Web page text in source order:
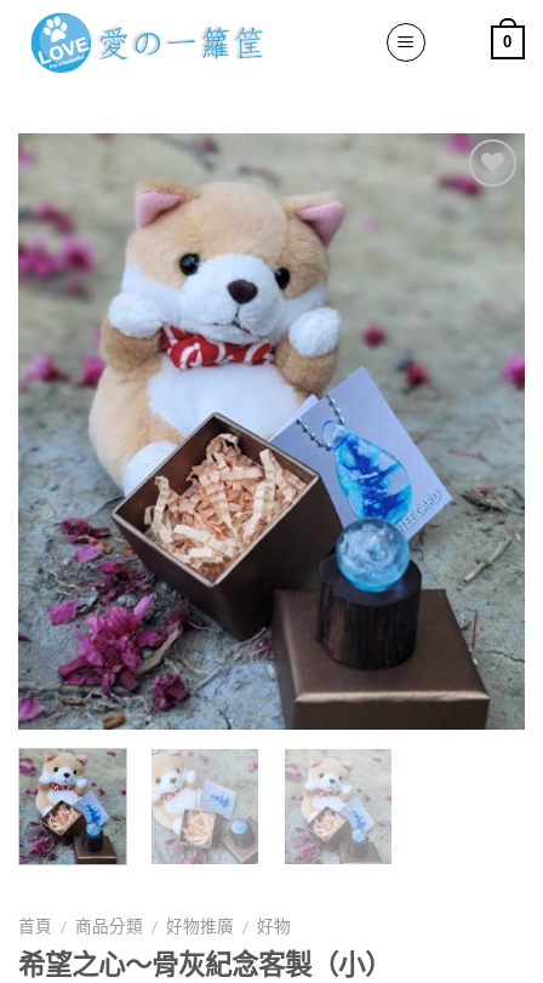
content
0
首頁 / 商品分類 / 好物推廣 / 好物
希望之心～骨灰紀念客製（小）